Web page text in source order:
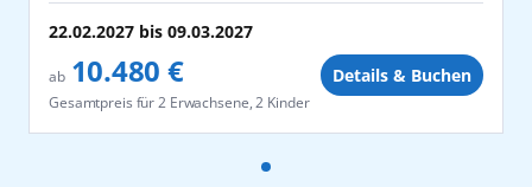
22.02.2027 bis 09.03.2027
ab 10.480 €
Gesamtpreis für2 Erwachsene, 2 Kinder
Details & Buchen